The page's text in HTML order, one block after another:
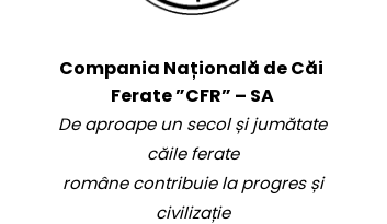
Compania Națională de Căi
Ferate ”CFR” – SA
De aproape un secol și jumătate
căile ferate
române contribuie la progres și
civilizație